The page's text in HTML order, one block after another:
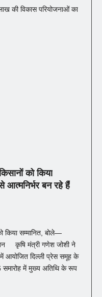
की विकास परियोजनाओं का
को किया
बन रहे हैं
किया सम्मानित, बोले—
कृषि मंत्री गणेश जोशी ने
आयोजित दिल्ली प्रेस समूह के
समारोह में मुख्य अतिथि के रूप